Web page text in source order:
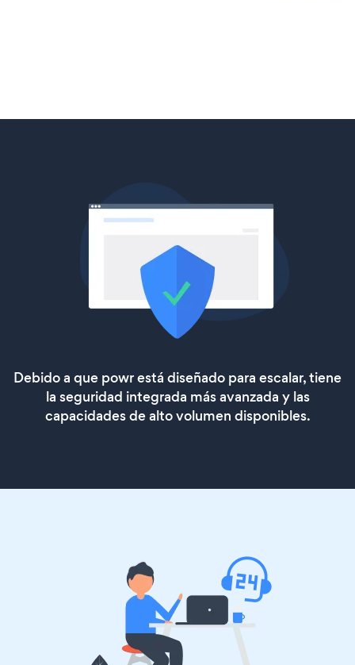
Debido a que powr está diseñado para escalar, tiene
la seguridad integrada más avanzada y las
capacidades de alto volumen disponibles.